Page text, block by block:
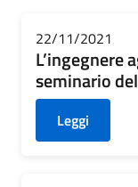
PROFESSIONE
22/11/2021
L’ingegnere
seminario
Leggi